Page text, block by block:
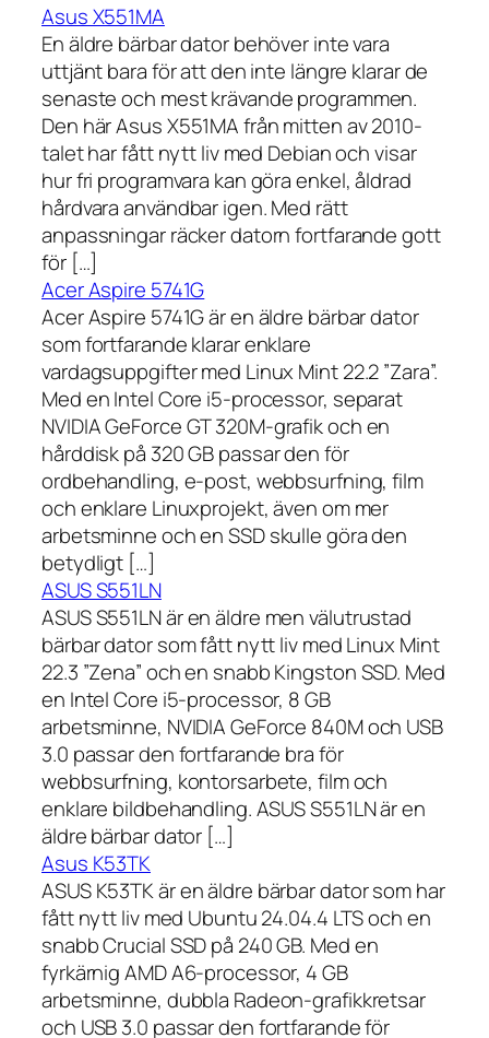
Asus X551MA
En äldre bärbar dator behöver inte vara
uttjänt bara för att den inte längre klarar de
senaste och mest krävande programmen.
Den här Asus X551MA från mitten av 2010-
talet har fått nytt liv med Debian och visar
hur fri programvara kan göra enkel, åldrad
hårdvara användbar igen. Med rätt
anpassningar räcker datorn fortfarande gott
för […]
Acer Aspire 5741G
Acer Aspire 5741G är en äldre bärbar dator
som fortfarande klarar enklare
vardagsuppgifter med Linux Mint 22.2 ”Zara”.
Med en Intel Core i5-processor, separat
NVIDIA GeForce GT 320M-grafik och en
hårddisk på 320 GB passar den för
ordbehandling, e-post, webbsurfning, film
och enklare Linuxprojekt, även om mer
arbetsminne och en SSD skulle göra den
betydligt […]
ASUS S551LN
ASUS S551LN är en äldre men välutrustad
bärbar dator som fått nytt liv med Linux Mint
22.3 ”Zena” och en snabb Kingston SSD. Med
en Intel Core i5-processor, 8 GB
arbetsminne, NVIDIA GeForce 840M och USB
3.0 passar den fortfarande bra för
webbsurfning, kontorsarbete, film och
enklare bildbehandling. ASUS S551LN är en
äldre bärbar dator […]
Asus K53TK
ASUS K53TK är en äldre bärbar dator som har
fått nytt liv med Ubuntu 24.04.4 LTS och en
snabb Crucial SSD på 240 GB. Med en
fyrkärnig AMD A6-processor, 4 GB
arbetsminne, dubbla Radeon-grafikkretsar
och USB 3.0 passar den fortfarande för